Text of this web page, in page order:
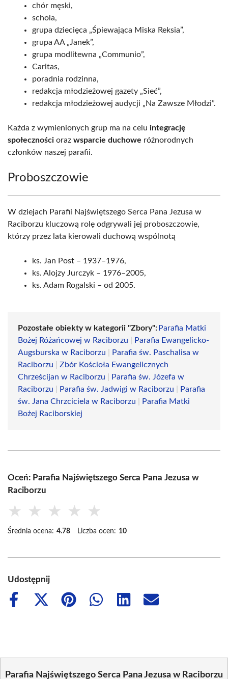
chór męski,
schola,
grupa dziecięca „Śpiewająca Miska Reksia”,
grupa AA „Janek”,
grupa modlitewna „Communio”,
Caritas,
poradnia rodzinna,
redakcja młodzieżowej gazety „Sieć”,
redakcja młodzieżowej audycji „Na Zawsze Młodzi”.
Każda z wymienionych grup ma na celu integrację
społeczności oraz wsparcie duchowe różnorodnych
członków naszej parafii.
Proboszczowie
W dziejach Parafii Najświętszego Serca Pana Jezusa w
Raciborzu kluczową rolę odgrywali jej proboszczowie,
którzy przez lata kierowali duchową wspólnotą
ks. Jan Post – 1937–1976,
ks. Alojzy Jurczyk – 1976–2005,
ks. Adam Rogalski – od 2005.
Pozostałe obiekty w kategorii "Zbory": Parafia Matki
Bożej Różańcowej w Raciborzu
Parafia Ewangelicko-
Augsburska w Raciborzu
Parafia św. Paschalisa w
Raciborzu
Zbór Kościoła Ewangelicznych
Chrześcijan w Raciborzu
Parafia św. Józefa w
Raciborzu
Parafia św. Jadwigi w Raciborzu
Parafia
św. Jana Chrzciciela w Raciborzu
Parafia Matki
Bożej Raciborskiej
Oceń: Parafia Najświętszego Serca Pana Jezusa w
Raciborzu
★ ★ ★ ★ ★
Średnia ocena: 4.78 Liczba ocen: 10
Udostępnij
Share
Share
Share
Share
Share
Share
Parafia Najświętszego Serca Pana Jezusa w Raciborzu